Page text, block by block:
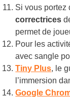
Si vous portez
correctrices
permet de
Pour les
avec sangle
Tiny Plus, le
l’immersion
Google